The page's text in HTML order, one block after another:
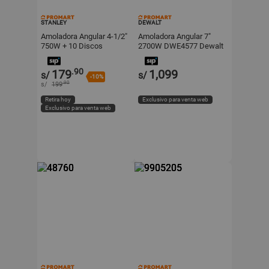
STANLEY
Amoladora Angular 4-1/2"
750W + 10 Discos
SG7115V10 Stanley
s/ 179.90
-10%
s/ 199.90
Retira hoy
Exclusivo para venta web
DEWALT
Amoladora Angular 7"
2700W DWE4577 Dewalt
s/ 1,099
Exclusivo para venta web